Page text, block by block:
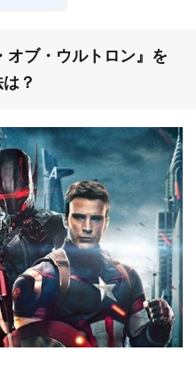
オブ・ウルトロン』 を
？